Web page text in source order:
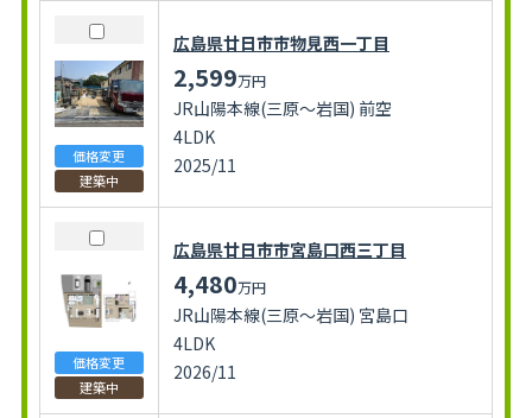
価格変更
建築中
広島県廿日市市物見西一丁目
2,599万円
JR山陽本線(三原～岩国) 前空
4LDK
2025/11
価格変更
建築中
広島県廿日市市宮島口西三丁目
4,480万円
JR山陽本線(三原～岩国) 宮島口
4LDK
2026/11